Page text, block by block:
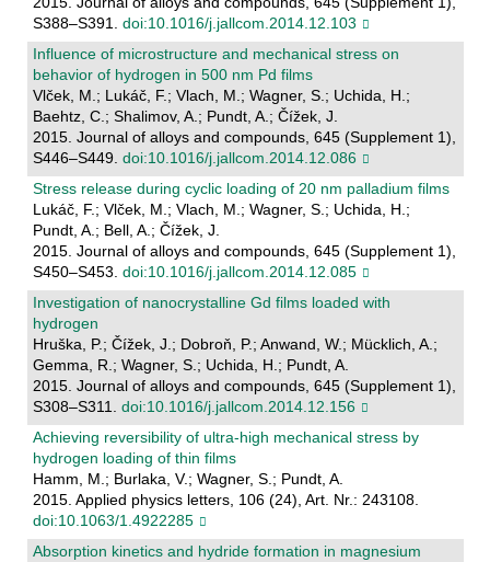
S388–S391. doi:10.1016/j.jallcom.2014.12.103
Influence of microstructure and mechanical stress on
behavior of hydrogen in 500 nm Pd films
Vlček, M.; Lukáč, F.; Vlach, M.; Wagner, S.; Uchida, H.;
Baehtz, C.; Shalimov, A.; Pundt, A.; Čížek, J.
2015. Journal of alloys and compounds, 645 (Supplement 1),
S446–S449. doi:10.1016/j.jallcom.2014.12.086
Stress release during cyclic loading of 20 nm palladium films
Lukáč, F.; Vlček, M.; Vlach, M.; Wagner, S.; Uchida, H.;
Pundt, A.; Bell, A.; Čížek, J.
2015. Journal of alloys and compounds, 645 (Supplement 1),
S450–S453. doi:10.1016/j.jallcom.2014.12.085
Investigation of nanocrystalline Gd films loaded with
hydrogen
Hruška, P.; Čížek, J.; Dobroň, P.; Anwand, W.; Mücklich, A.;
Gemma, R.; Wagner, S.; Uchida, H.; Pundt, A.
2015. Journal of alloys and compounds, 645 (Supplement 1),
S308–S311. doi:10.1016/j.jallcom.2014.12.156
Achieving reversibility of ultra-high mechanical stress by
hydrogen loading of thin films
Hamm, M.; Burlaka, V.; Wagner, S.; Pundt, A.
2015. Applied physics letters, 106 (24), Art. Nr.: 243108.
doi:10.1063/1.4922285
Absorption kinetics and hydride formation in magnesium